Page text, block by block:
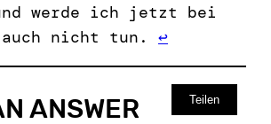
werde ich jetzt bei
nicht tun. ↩︎
Teilen
ANSWER